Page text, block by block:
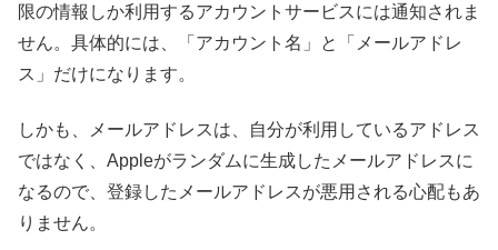
限の情報しか利用するアカウントサービスには通知されま
せん。具体的には、「アカウント名」と「メールアドレ
ス」だけになります。
しかも、メールアドレスは、自分が利用しているアドレス
ではなく、Appleがランダムに生成したメールアドレスに
なるので、登録したメールアドレスが悪用される心配もあ
りません。